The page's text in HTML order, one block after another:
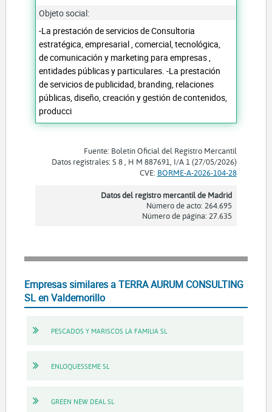
Objeto social:
-La prestación de servicios de Consultoria
estratégica, empresarial , comercial, tecnológica,
de comunicación y marketing para empresas ,
entidades públicas y particulares. -La prestación
de servicios de publicidad, branding, relaciones
públicas, diseño, creación y gestión de contenidos,
producci
Fuente: Boletín Oficial del Registro Mercantil
Datos registrales: S 8 , H M 887691, I/A 1 (27/05/2026)
CVE: BORME-A-2026-104-28
Datos del registro mercantil de Madrid
Número de acto: 264.695
Número de página: 27.635
Empresas similares a TERRA AURUM CONSULTING
SL en Valdemorillo
PESCADOS Y MARISCOS LA FAMILIA SL
ENLOQUESSEME SL
GREEN NEW DEAL SL